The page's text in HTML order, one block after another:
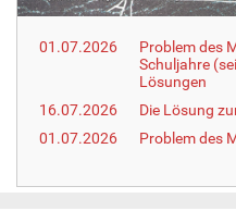
r
:
01.07.2026
Problem des
Schuljahre
Lösungen
16.07.2026
Die Lösung
01.07.2026
Problem des